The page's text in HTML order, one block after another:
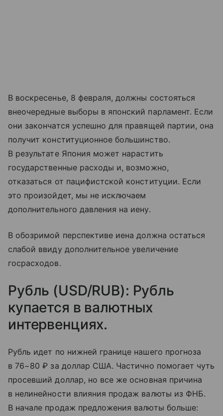
В воскресенье, 8 февраля, должны состояться
внеочередные выборы в японский парламент. Если
они закончатся успешно для правящей партии, она
получит конституционное большинство.
В результате Япония может нарастить
государственные расходы и, возможно,
отказаться от пацифистской конституции. Если
это произойдет, мы не исключаем
дополнительного давления на иену.
В обозримой перспективе иена должна остаться
слабой ввиду дополнительное увеличение
госрасходов.
Рубль (USD/RUB): Рубль
купается в валютных
интервенциях.
Рубль идет по нижней границе нашего прогноза
в 76−80 ₽ за доллар США. Частично помогает чуть
просевший доллар, но все же основная причина
в нелинейности влияния продаж валюты из ФНБ.
В начале продаж предложения валюты больше: